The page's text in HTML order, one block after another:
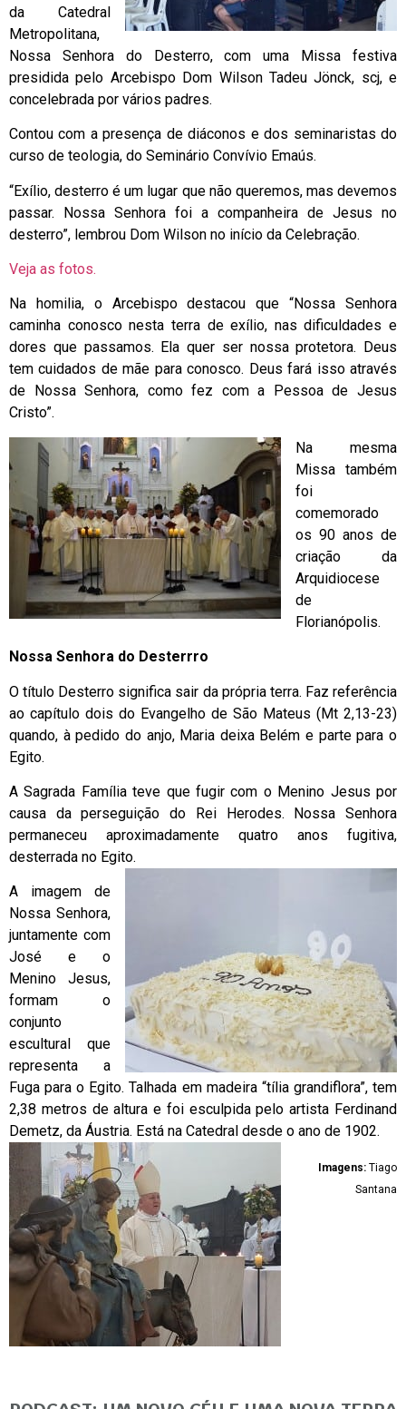
da Catedral
Metropolitana,
Nossa Senhora do Desterro, com uma Missa festiva
presidida pelo Arcebispo Dom Wilson Tadeu Jönck, scj, e
concelebrada por vários padres.
Contou com a presença de diáconos e dos seminaristas do
curso de teologia, do Seminário Convívio Emaús.
“Exílio, desterro é um lugar que não queremos, mas devemos
passar. Nossa Senhora foi a companheira de Jesus no
desterro”, lembrou Dom Wilson no início da Celebração.
Veja as fotos.
Na homilia, o Arcebispo destacou que “Nossa Senhora
caminha conosco nesta terra de exílio, nas dificuldades e
dores que passamos. Ela quer ser nossa protetora. Deus
tem cuidados de mãe para conosco. Deus fará isso através
de Nossa Senhora, como fez com a Pessoa de Jesus
Cristo”.
Na mesma
Missa também
foi
comemorado
os 90 anos de
criação da
Arquidiocese
de
Florianópolis.
Nossa Senhora do Desterrro
O título Desterro significa sair da própria terra. Faz referência
ao capítulo dois do Evangelho de São Mateus (Mt 2,13-23)
quando, à pedido do anjo, Maria deixa Belém e parte para o
Egito.
A Sagrada Família teve que fugir com o Menino Jesus por
causa da perseguição do Rei Herodes. Nossa Senhora
permaneceu aproximadamente quatro anos fugitiva,
desterrada no Egito.
A imagem de
Nossa Senhora,
juntamente com
José e o
Menino Jesus,
formam o
conjunto
escultural que
representa a
Fuga para o Egito. Talhada em madeira “tília grandiflora”, tem
2,38 metros de altura e foi esculpida pelo artista Ferdinand
Demetz, da Áustria. Está na Catedral desde o ano de 1902.
Imagens: Tiago
Santana